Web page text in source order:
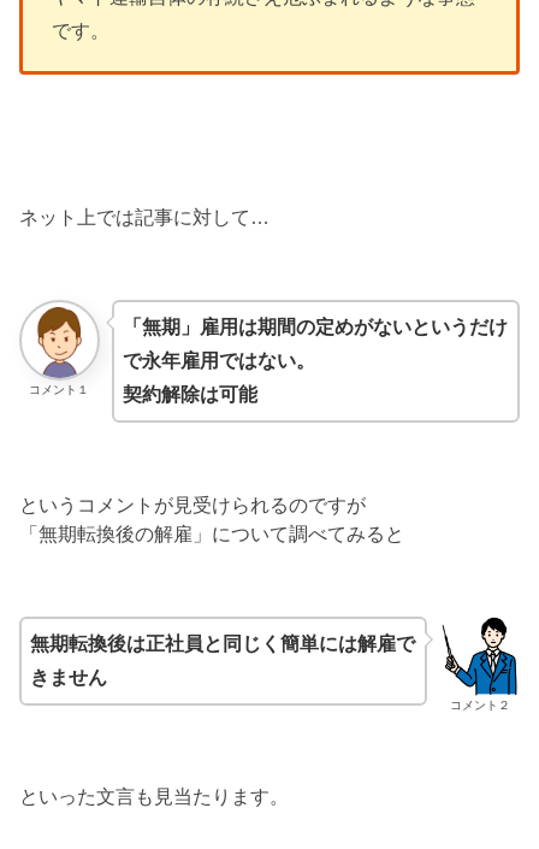
です。
ネット上では記事に対して…
コメント１
「無期」雇用は期間の定めがないというだけ
で永年雇用ではない。
契約解除は可能
というコメントが見受けられるのですが
「無期転換後の解雇」について調べてみると
コメント２
無期転換後は正社員と同じく簡単には解雇で
きません
といった文言も見当たります。